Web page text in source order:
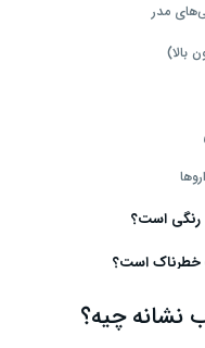
مدر
بالا)
رنگی است؟
خطرناک است؟
نشانه چیه؟